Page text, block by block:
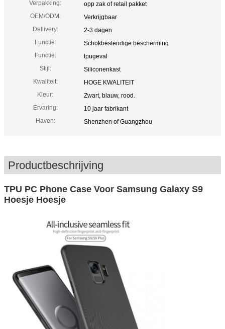
Verpakking:
opp zak of retail pakket
OEM/ODM:
Verkrijgbaar
Dellivery:
2-3 dagen
Functie:
Schokbestendige bescherming
Functie:
tpugeval
Stijl:
Siliconenkast
Kwaliteit:
HOGE KWALITEIT
Kleur:
Zwart, blauw, rood.
Ervaring:
10 jaar fabrikant
Haven:
Shenzhen of Guangzhou
Productbeschrijving
TPU PC Phone Case Voor Samsung Galaxy S9
Hoesje Hoesje